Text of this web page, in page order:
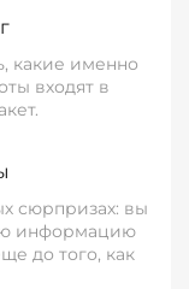
какие именно
входят в
сюрпризах: вы
информацию
до того, как